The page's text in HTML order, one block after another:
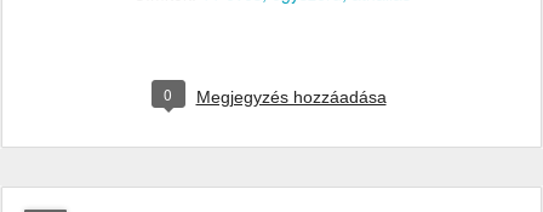
0 Megjegyzés hozzáadása